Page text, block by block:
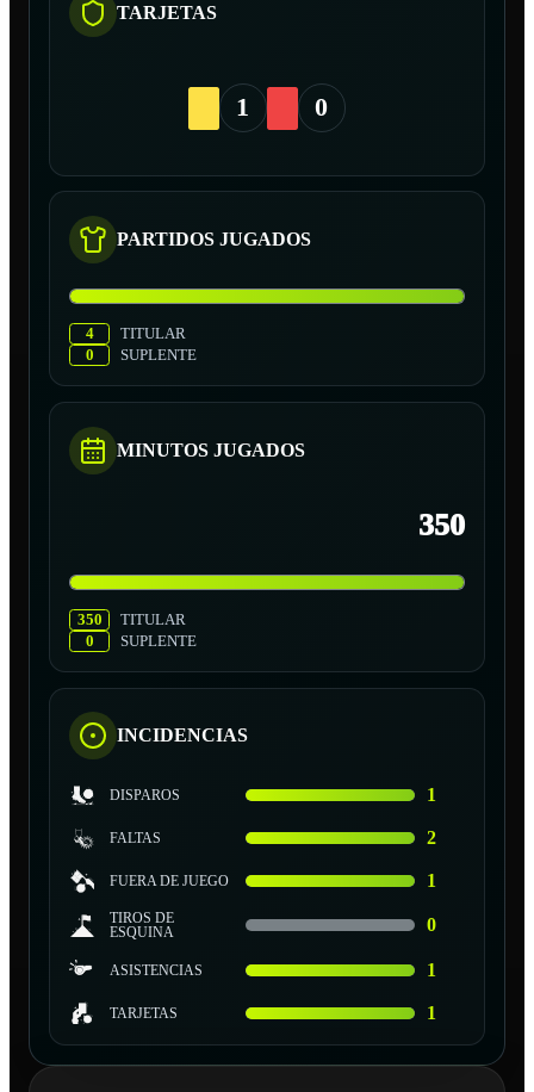
TARJETAS
1 0
PARTIDOS JUGADOS
4
TITULAR
0
SUPLENTE
MINUTOS JUGADOS
350
350
TITULAR
0
SUPLENTE
INCIDENCIAS
DISPAROS 1
FALTAS 2
FUERA DE JUEGO 1
TIROS DE
ESQUINA
0
ASISTENCIAS 1
TARJETAS 1